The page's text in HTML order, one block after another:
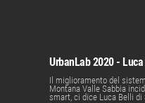
UrbanLab 2020 -
Il miglioramento del
Montana Valle Sabbia
smart, ci dice Luca Belli di